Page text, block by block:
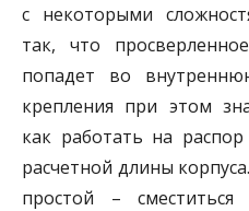
с некоторыми
так, что
попадет во
крепления при этом
как работать на
расчетной длины
простой –